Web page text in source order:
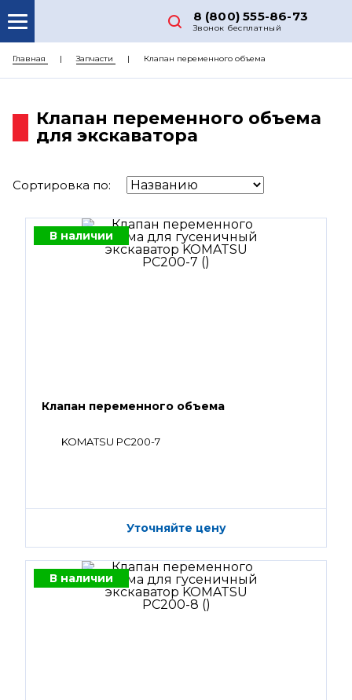
8 (800) 555-86-73
Звонок бесплатный
О НАС
РЕМОНТ
ДОСТАВКА
ЦЕНЫ
Главная Запчасти Клапан переменного объема
Клапан переменного объема
для экскаватора
Сортировка по:
В наличии
Клапан переменного объема
KOMATSU PC200-7
Уточняйте цену
В наличии